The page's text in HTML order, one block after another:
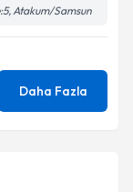
Atakum/Samsun
Daha Fazla